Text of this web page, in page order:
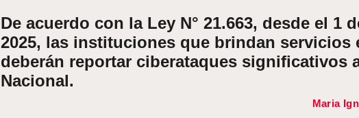
De acuerdo con la Ley N° 21.663, desde el 1
2025, las instituciones que brindan servicios
deberán reportar ciberataques significativos
Nacional.
Maria